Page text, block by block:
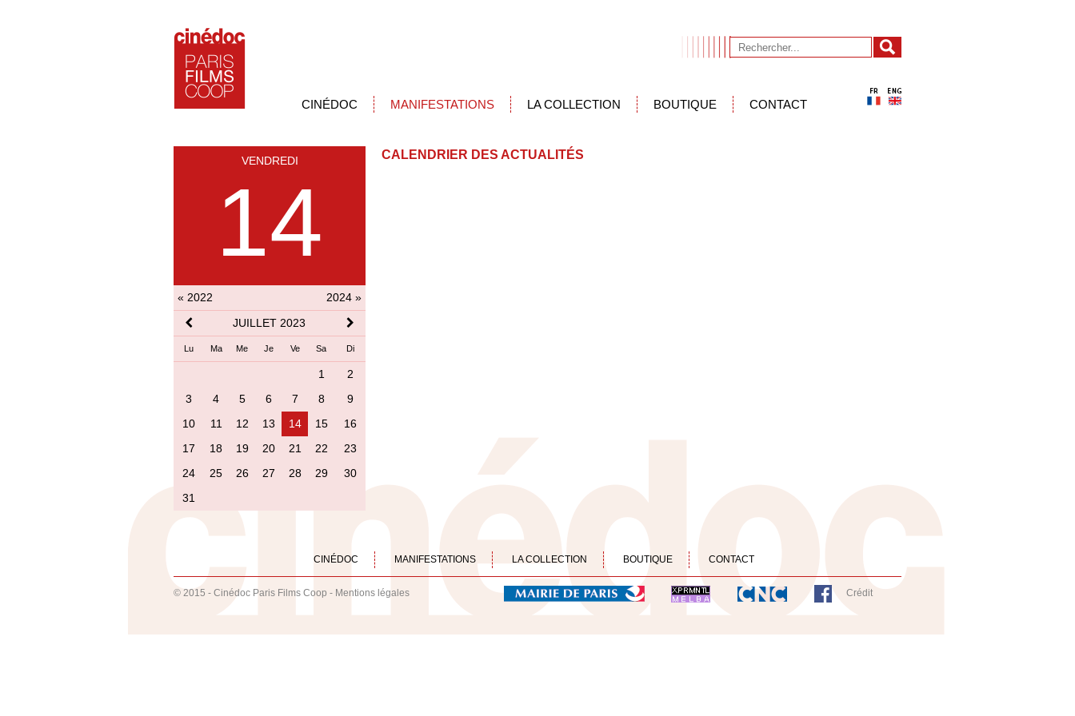
CINÉDOC MANIFESTATIONS LA COLLECTION BOUTIQUE CONTACT
VENDREDI
14
« 2022
2024 »
JUILLET 2023
Lu Ma Me Je Ve Sa Di
1
2
3
4 5 6 7 8
9
10
11 12 13 14 15
16
17
18 19 20 21 22
23
24
25 26 27 28 29
30
31
CALENDRIER DES ACTUALITÉS
CINÉDOC MANIFESTATIONS LA COLLECTION BOUTIQUE CONTACT
© 2015 - Cinédoc Paris Films Coop - Mentions légales Crédit